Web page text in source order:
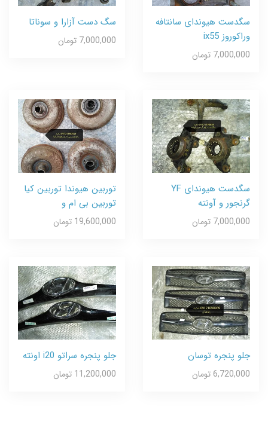
سگدست هیوندای سانتافه
وراکوروز ix55
7,000,000 تومان
سگ دست آزارا و سوناتا
7,000,000 تومان
سگدست هیوندای YF
گرنجور و آونته
7,000,000 تومان
توربین هیوندا توربین کیا
توربین بی ام و
19,600,000 تومان
جلو پنجره توسان
6,720,000 تومان
جلو پنجره سراتو i20 اونته
11,200,000 تومان